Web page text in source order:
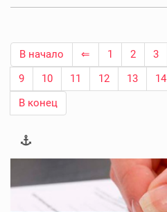
В начало ⇐ 1 2 3
9
10 11 12 13 14
В конец